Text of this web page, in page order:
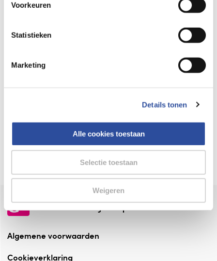
gegevensverwerking staat in de
Privacyverklaring
Voorkeuren
Statistieken
Marketing
Details tonen
Alle cookies toestaan
Selectie toestaan
Weigeren
Online aanbieder medicijnen
webshop mag verkopen.
⁠Verantwoorde zorg, ⁠ook online.
Altijd onze folder bij de hand
Check onze folders ⁠bij AlleFolders.
de vriendelijke specialist
Algemene voorwaarden
Cookieverklaring